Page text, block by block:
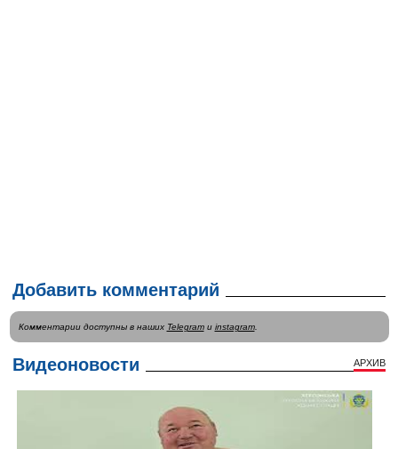
Добавить комментарий
Комментарии доступны в наших Telegramи instagram.
Видеоновости АРХИВ